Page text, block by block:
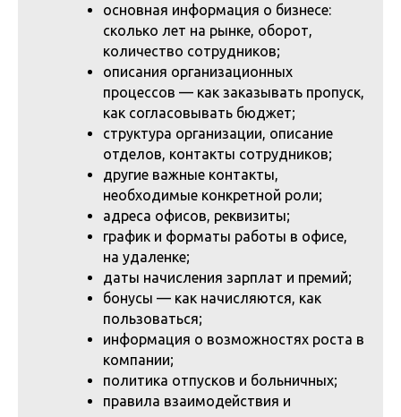
основная информация о бизнесе:
сколько лет на рынке, оборот,
количество сотрудников;
описания организационных
процессов — как заказывать пропуск,
как согласовывать бюджет;
структура организации, описание
отделов, контакты сотрудников;
другие важные контакты,
необходимые конкретной роли;
адреса офисов, реквизиты;
график и форматы работы в офисе,
на удаленке;
даты начисления зарплат и премий;
бонусы — как начисляются, как
пользоваться;
информация о возможностях роста в
компании;
политика отпусков и больничных;
правила взаимодействия и